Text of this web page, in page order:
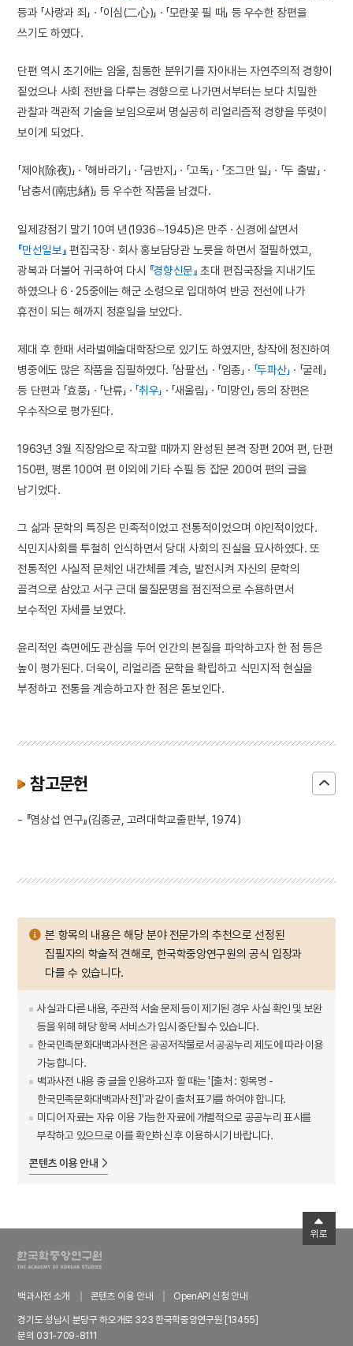
등과 「사랑과 죄」 · 「이심(二心)」 · 「모란꽃 필 때」 등 우수한 장편을
쓰기도 하였다.
단편 역시 초기에는 암울, 침통한 분위기를 자아내는 자연주의적 경향이
짙었으나 사회 전반을 다루는 경향으로 나가면서부터는 보다 치밀한
관찰과 객관적 기술을 보임으로써 명실공히 리얼리즘적 경향을 뚜렷이
보이게 되었다.
「제야(除夜)」 · 「해바라기」 · 「금반지」 · 「고독」 · 「조그만 일」 · 「두 출발」 ·
「남충서(南忠緖)」 등 우수한 작품을 남겼다.
일제강점기 말기 10여 년(1936∼1945)은 만주 · 신경에 살면서
『만선일보』 편집국장 · 회사 홍보담당관 노릇을 하면서 절필하였고,
광복과 더불어 귀국하여 다시 『경향신문』 초대 편집국장을 지내기도
하였으나 6 · 25중에는 해군 소령으로 입대하여 반공 전선에 나가
휴전이 되는 해까지 정훈일을 보았다.
제대 후 한때 서라벌예술대학장으로 있기도 하였지만, 창작에 정진하여
병중에도 많은 작품을 집필하였다. 「삼팔선」 · 「임종」 · 「두파산」 · 「굴레」
등 단편과 「효풍」 · 「난류」 · 「취우」 · 「새울림」 · 「미망인」 등의 장편은
우수작으로 평가된다.
1963년 3월 직장암으로 작고할 때까지 완성된 본격 장편 20여 편, 단편
150편, 평론 100여 편 이외에 기타 수필 등 잡문 200여 편의 글을
남기었다.
그 삶과 문학의 특징은 민족적이었고 전통적이었으며 야인적이었다.
식민지사회를 투철히 인식하면서 당대 사회의 진실을 묘사하였다. 또
전통적인 사실적 문체인 내간체를 계승, 발전시켜 자신의 문학의
골격으로 삼았고 서구 근대 물질문명을 점진적으로 수용하면서
보수적인 자세를 보였다.
윤리적인 측면에도 관심을 두어 인간의 본질을 파악하고자 한 점 등은
높이 평가된다. 더욱이, 리얼리즘 문학을 확립하고 식민지적 현실을
부정하고 전통을 계승하고자 한 점은 돋보인다.
참고문헌
- 『염상섭 연구』(김종균, 고려대학교출판부, 1974)
본 항목의 내용은 해당 분야 전문가의 추천으로 선정된
집필자의 학술적 견해로, 한국학중앙연구원의 공식 입장과
다를 수 있습니다.
사실과 다른 내용, 주관적 서술 문제 등이 제기된 경우 사실 확인 및 보완
등을 위해 해당 항목 서비스가 임시 중단될 수 있습니다.
한국민족문화대백과사전은 공공저작물로서 공공누리 제도에 따라 이용
가능합니다.
백과사전 내용 중 글을 인용하고자 할 때는 '[출처 : 항목명 -
한국민족문화대백과사전]'과 같이 출처 표기를 하여야 합니다.
미디어 자료는 자유 이용 가능한 자료에 개별적으로 공공누리 표시를
부착하고 있으므로 이를 확인하신 후 이용하시기 바랍니다.
콘텐츠 이용 안내
백과사전 소개 콘텐츠 이용 안내
OpenAPI 신청 안내
경기도 성남시 분당구 하오개로 323 한국학중앙연구원 [13455]
문의 031-709-8111
위로